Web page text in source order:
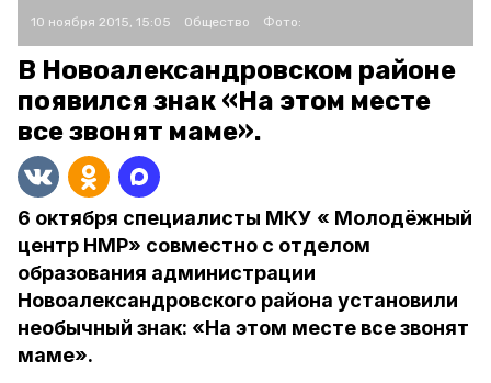
10 ноября 2015, 15:05 Общество Фото:
В Новоалександровском районе
появился знак «На этом месте
все звонят маме».
6 октября специалисты МКУ « Молодёжный
центр НМР» совместно с отделом
образования администрации
Новоалександровского района установили
необычный знак: «На этом месте все звонят
маме».